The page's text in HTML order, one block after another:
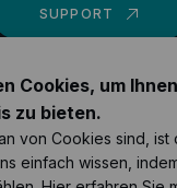
SUPPORT
LinkedIn
YouTube
Instagram
Cookies, um
zu bieten.
von Cookies sind, ist
einfach wissen,